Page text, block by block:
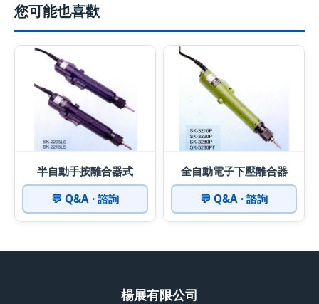
您可能也喜歡
半自動手按離合器式
💬 Q&A · 諮詢
全自動電子下壓離合器
💬 Q&A · 諮詢
楊展有限公司